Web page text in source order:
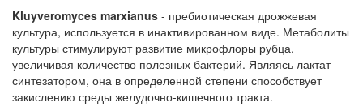
Kluyveromyces marxianus - пребиотическая дрожжевая
культура, используется в инактивированном виде. Метаболиты
культуры стимулируют развитие микрофлоры рубца,
увеличивая количество полезных бактерий. Являясь лактат
синтезатором, она в определенной степени способствует
закислению среды желудочно-кишечного тракта.